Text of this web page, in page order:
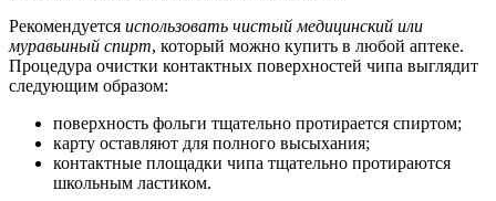
Рекомендуется использовать чистый медицинский или
муравьиный спирт, который можно купить в любой аптеке.
Процедура очистки контактных поверхностей чипа выглядит
следующим образом:
поверхность фольги тщательно протирается спиртом;
карту оставляют для полного высыхания;
контактные площадки чипа тщательно протираются
школьным ластиком.